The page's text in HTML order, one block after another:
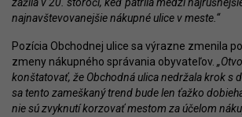
najnavštevovanejšie nákupné ulice v meste.“
Pozícia Obchodnej ulice sa výrazne zmenila
zmeny nákupného správania obyvateľov.
konštatovať, že Obchodná ulica nedržala krok s
sa tento zameškaný trend bude len ťažko
nie sú zvyknutí korzovať mestom za účelom